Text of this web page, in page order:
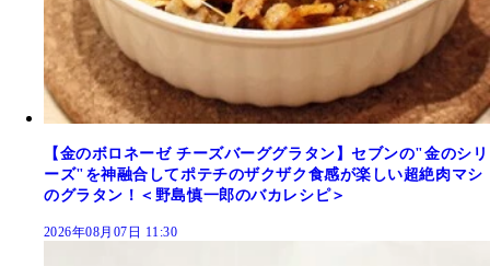
【金のボロネーゼ チーズバーググラタン】セブンの"金のシリ
ーズ"を神融合してポテチのザクザク食感が楽しい超絶肉マシ
のグラタン！＜野島慎一郎のバカレシピ＞
2026年08月07日 11:30